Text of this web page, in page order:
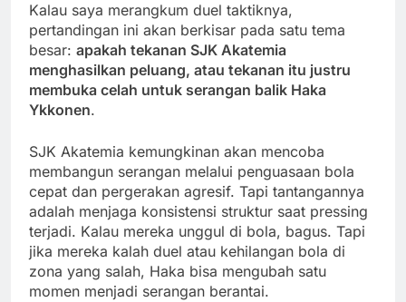
Kalau saya merangkum duel taktiknya,
pertandingan ini akan berkisar pada satu tema
besar: apakah tekanan SJK Akatemia
menghasilkan peluang, atau tekanan itu justru
membuka celah untuk serangan balik Haka
Ykkonen.
SJK Akatemia kemungkinan akan mencoba
membangun serangan melalui penguasaan bola
cepat dan pergerakan agresif. Tapi tantangannya
adalah menjaga konsistensi struktur saat pressing
terjadi. Kalau mereka unggul di bola, bagus. Tapi
jika mereka kalah duel atau kehilangan bola di
zona yang salah, Haka bisa mengubah satu
momen menjadi serangan berantai.